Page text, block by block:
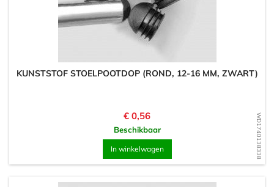
WD1740138338
KUNSTSTOF STOELPOOTDOP (ROND, 12-16 MM, ZWART)
Prijs
€ 0,56
Beschikbaar
In winkelwagen